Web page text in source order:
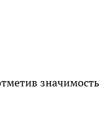
значимость